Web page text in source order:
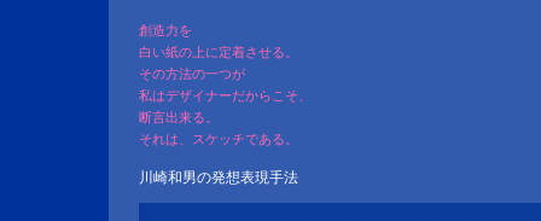
創造力を
白い紙の上に定着させる。
その方法の一つが
私はデザイナーだからこそ、
断言出来る。
それは、スケッチである。
川崎和男の発想表現手法